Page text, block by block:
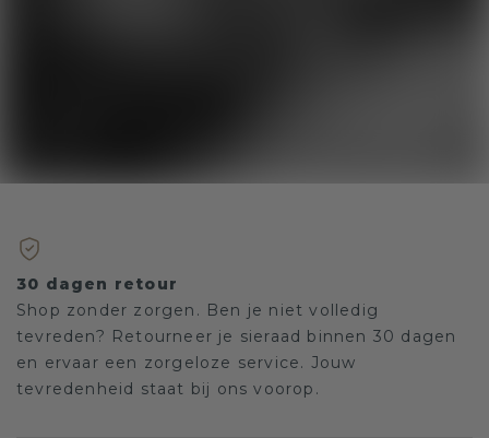
30 dagen retour
Shop zonder zorgen. Ben je niet volledig
tevreden? Retourneer je sieraad binnen 30 dagen
en ervaar een zorgeloze service. Jouw
tevredenheid staat bij ons voorop.